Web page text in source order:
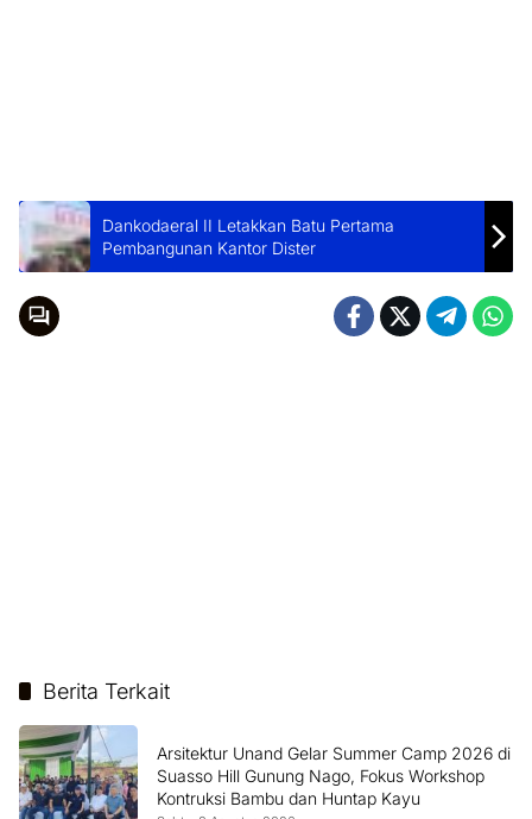
Dankodaeral II Letakkan Batu Pertama
Pembangunan Kantor Dister
Berita Terkait
Arsitektur Unand Gelar Summer Camp 2026 di
Suasso Hill Gunung Nago, Fokus Workshop
Kontruksi Bambu dan Huntap Kayu